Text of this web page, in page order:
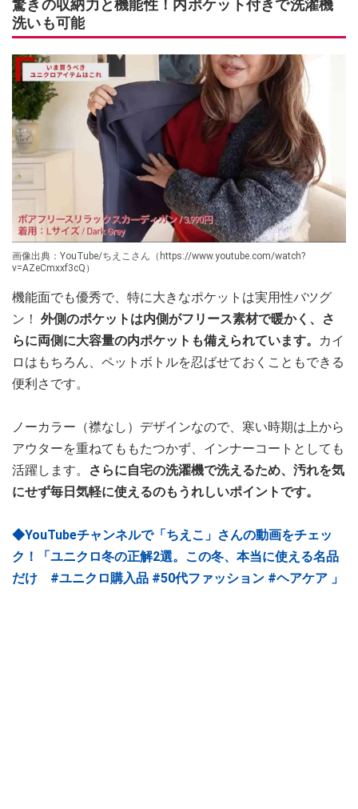
驚きの収納力と機能性！内ポケット付きで洗濯機
洗いも可能
画像出典：YouTube/ちえこさん（https://www.youtube.com/watch?
v=AZeCmxxf3cQ）
機能面でも優秀で、特に大きなポケットは実用性バツグ
ン！ 外側のポケットは内側がフリース素材で暖かく、さ
らに両側に大容量の内ポケットも備えられています。
カイ
ロはもちろん、ペットボトルを忍ばせておくこともできる
便利さです。
ノーカラー（襟なし）デザインなので、寒い時期は上から
アウターを重ねてももたつかず、インナーコートとしても
活躍します。
さらに自宅の洗濯機で洗えるため、汚れを気
にせず毎日気軽に使えるのもうれしいポイントです。
◆YouTubeチャンネルで「ちえこ」さんの動画をチェッ
ク！「ユニクロ冬の正解2選。この冬、本当に使える名品
だけ #ユニクロ購入品 #50代ファッション #ヘアケア 」